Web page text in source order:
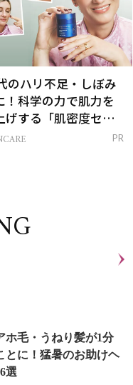
のハリ不足・しぼみ
！科学の力で肌力を
げする「肌密度セラ
PR
ホ毛・うねり髪が1分
とに！猛暑のお助けヘ
選